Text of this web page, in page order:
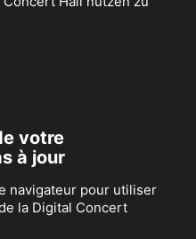
votre
à jour
navigateur pour utiliser
la Digital Concert